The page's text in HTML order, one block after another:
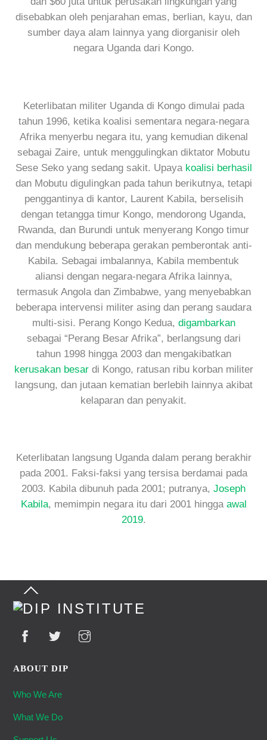
disebabkan oleh penjarahan emas, berlian, kayu, dan
sumber daya alam lainnya yang diorganisir oleh
negara Uganda dari Kongo.
Keterlibatan militer Uganda di Kongo dimulai pada
tahun 1996, ketika koalisi sementara negara-negara
Afrika menyerbu negara itu, yang kemudian dikenal
sebagai Zaire, untuk menggulingkan diktator Mobutu
Sese Seko yang sedang sakit. Upaya koalisi berhasil
dan Mobutu digulingkan pada tahun berikutnya, tetapi
penggantinya di kantor, Laurent Kabila, berselisih
dengan tetangga timur Kongo, mendorong Uganda,
Rwanda, dan Burundi untuk menyerang Kongo timur
dan mendukung beberapa gerakan pemberontak anti-
Kabila. Sebagai imbalannya, Kabila membentuk
aliansi dengan negara-negara Afrika lainnya,
termasuk Angola dan Zimbabwe, yang menyebabkan
beberapa intervensi militer asing dan perang saudara
multi-sisi. Perang Kongo Kedua, digambarkan
sebagai “Perang Besar Afrika”, berlangsung dari
tahun 1998 hingga 2003 dan mengakibatkan
kerusakan besardi Kongo, ratusan ribu korban militer
langsung, dan jutaan kematian berlebih lainnya akibat
kelaparan dan penyakit.
Keterlibatan langsung Uganda dalam perang berakhir
pada 2001. Faksi-faksi yang tersisa berdamai pada
2003. Kabila dibunuh pada 2001; putranya, Joseph
Kabila, memimpin negara itu dari 2001 hingga awal
2019.
Back
Top
ABOUT DIP
Who We Are
What We Do